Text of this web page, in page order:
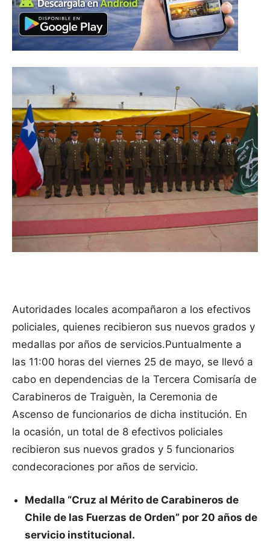
Autoridades locales acompañaron a los efectivos
policiales, quienes recibieron sus nuevos grados y
medallas por años de servicios.Puntualmente a
las 11:00 horas del viernes 25 de mayo, se llevó a
cabo en dependencias de la Tercera Comisaría de
Carabineros de Traiguèn, la Ceremonia de
Ascenso de funcionarios de dicha institución. En
la ocasión, un total de 8 efectivos policiales
recibieron sus nuevos grados y 5 funcionarios
condecoraciones por años de servicio.
Medalla “Cruz al Mérito de Carabineros de
Chile de las Fuerzas de Orden” por 20 años de
servicio institucional.